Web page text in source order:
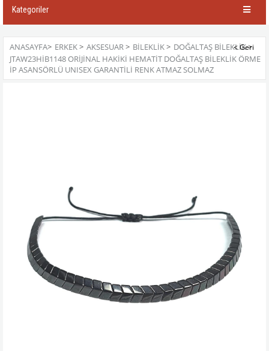
Kategoriler
ANASAYFA> ERKEK> AKSESUAR> BILEKLIK> DOĞALTAŞ BILEKLIK>
JTAW23HİB1148 ORİJİNAL HAKİKİ HEMATİT DOĞALTAŞ BİLEKLİK ÖRME
İP ASANSÖRLÜ UNISEX GARANTİLİ RENK ATMAZ SOLMAZ